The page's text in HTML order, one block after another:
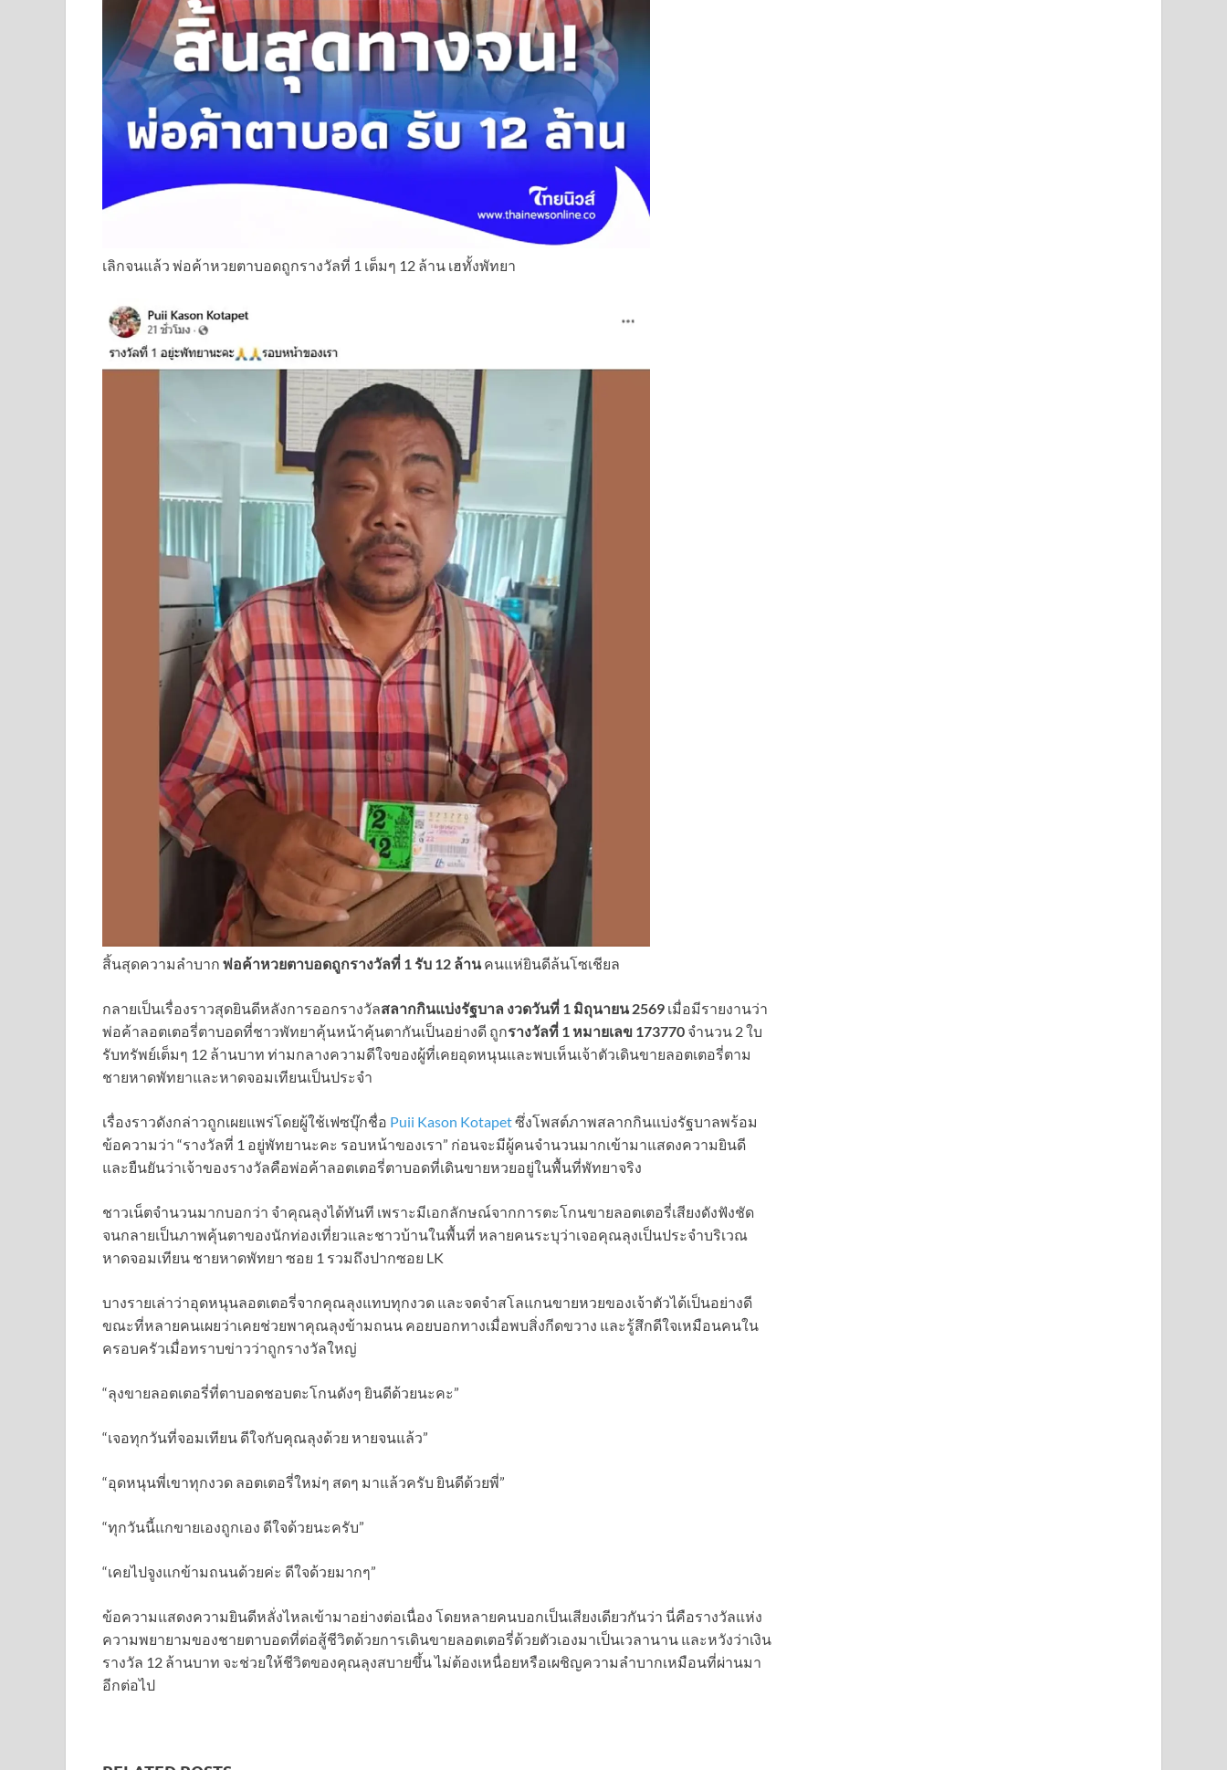
เลิกจนแล้ว พ่อค้าหวยตาบอดถูกรางวัลที่ 1 เต็มๆ 12 ล้าน เฮทั้งพัทยา
สิ้นสุดความลำบาก พ่อค้าหวยตาบอดถูกรางวัลที่ 1 รับ 12 ล้านคนแห่ยินดีล้นโซเชียล
กลายเป็นเรื่องราวสุดยินดีหลังการออกรางวัลสลากกินแบ่งรัฐบาล งวดวันที่ 1 มิถุนายน 2569 เมื่อมีรายงานว่า
พ่อค้าลอตเตอรี่ตาบอดที่ชาวพัทยาคุ้นหน้าคุ้นตากันเป็นอย่างดี ถูกรางวัลที่ 1 หมายเลข 173770 จำนวน 2 ใบ
รับทรัพย์เต็มๆ 12 ล้านบาท ท่ามกลางความดีใจของผู้ที่เคยอุดหนุนและพบเห็นเจ้าตัวเดินขายลอตเตอรี่ตาม
ชายหาดพัทยาและหาดจอมเทียนเป็นประจำ
เรื่องราวดังกล่าวถูกเผยแพร่โดยผู้ใช้เฟซบุ๊กชื่อ Puii Kason Kotapetซึ่งโพสต์ภาพสลากกินแบ่งรัฐบาลพร้อม
ข้อความว่า “รางวัลที่ 1 อยู่พัทยานะคะ รอบหน้าของเรา” ก่อนจะมีผู้คนจำนวนมากเข้ามาแสดงความยินดี
และยืนยันว่าเจ้าของรางวัลคือพ่อค้าลอตเตอรี่ตาบอดที่เดินขายหวยอยู่ในพื้นที่พัทยาจริง
ชาวเน็ตจำนวนมากบอกว่า จำคุณลุงได้ทันที เพราะมีเอกลักษณ์จากการตะโกนขายลอตเตอรี่เสียงดังฟังชัด
จนกลายเป็นภาพคุ้นตาของนักท่องเที่ยวและชาวบ้านในพื้นที่ หลายคนระบุว่าเจอคุณลุงเป็นประจำบริเวณ
หาดจอมเทียน ชายหาดพัทยา ซอย 1 รวมถึงปากซอย LK
บางรายเล่าว่าอุดหนุนลอตเตอรี่จากคุณลุงแทบทุกงวด และจดจำสโลแกนขายหวยของเจ้าตัวได้เป็นอย่างดี
ขณะที่หลายคนเผยว่าเคยช่วยพาคุณลุงข้ามถนน คอยบอกทางเมื่อพบสิ่งกีดขวาง และรู้สึกดีใจเหมือนคนใน
ครอบครัวเมื่อทราบข่าวว่าถูกรางวัลใหญ่
“ลุงขายลอตเตอรี่ที่ตาบอดชอบตะโกนดังๆ ยินดีด้วยนะคะ”
“เจอทุกวันที่จอมเทียน ดีใจกับคุณลุงด้วย หายจนแล้ว”
“อุดหนุนพี่เขาทุกงวด ลอตเตอรี่ใหม่ๆ สดๆ มาแล้วครับ ยินดีด้วยพี่”
“ทุกวันนี้แกขายเองถูกเอง ดีใจด้วยนะครับ”
“เคยไปจูงแกข้ามถนนด้วยค่ะ ดีใจด้วยมากๆ”
ข้อความแสดงความยินดีหลั่งไหลเข้ามาอย่างต่อเนื่อง โดยหลายคนบอกเป็นเสียงเดียวกันว่า นี่คือรางวัลแห่ง
ความพยายามของชายตาบอดที่ต่อสู้ชีวิตด้วยการเดินขายลอตเตอรี่ด้วยตัวเองมาเป็นเวลานาน และหวังว่าเงิน
รางวัล 12 ล้านบาท จะช่วยให้ชีวิตของคุณลุงสบายขึ้น ไม่ต้องเหนื่อยหรือเผชิญความลำบากเหมือนที่ผ่านมา
อีกต่อไป